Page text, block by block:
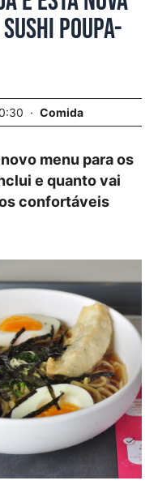
poupa-
Comida
menu para os
e quanto vai
confortáveis